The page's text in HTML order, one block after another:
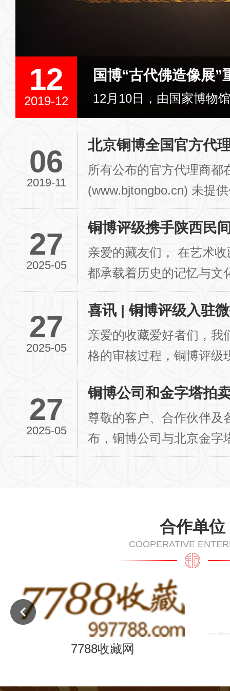
国博“古代佛造像展”重启开放 新增近两百...
12月10日，由国家博物馆主办的“中国古代佛造像”专题展览于...
06
2019-11
北京铜博全国官方代
所有公布的官方代理商都
(www.bjtongbo.cn) 未提
我们上传。 可提...
27
2025-05
铜博评级携手陕西民
亲爱的藏友们， 在艺术收藏的世界里，每一项收藏
都承载着历史的记忆与文
收藏乐趣的同时，您是否
27
2025-05
喜讯 | 铜博评级入驻
亲爱的收藏爱好者们，我
格的审核过程，铜博评级
机构白名单的一员！这是
27
2025-05
铜博公司和金字塔拍
尊敬的客户、合作伙伴及
布，铜博公司与北京金字
方将基于各自领域的核心
合作单位
COOPERATIVE
7788收藏网